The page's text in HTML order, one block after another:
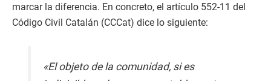
marcar la diferencia. En concreto, el artículo 552-11 del
Código Civil Catalán (CCCat) dice lo siguiente:
«El objeto de la comunidad, si es